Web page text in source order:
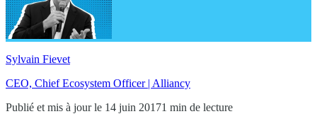
Sylvain Fievet
CEO, Chief Ecosystem Officer | Alliancy
Publié et mis à jour le 14 juin 20171 min de lecture